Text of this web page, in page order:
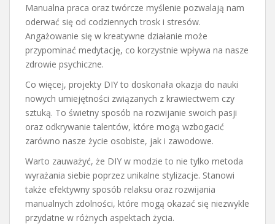
Manualna praca oraz twórcze myślenie pozwalają nam
oderwać się od codziennych trosk i stresów.
Angażowanie się w kreatywne działanie może
przypominać medytację, co korzystnie wpływa na nasze
zdrowie psychiczne.
Co więcej, projekty DIY to doskonała okazja do nauki
nowych umiejętności związanych z krawiectwem czy
sztuką. To świetny sposób na rozwijanie swoich pasji
oraz odkrywanie talentów, które mogą wzbogacić
zarówno nasze życie osobiste, jak i zawodowe.
Warto zauważyć, że DIY w modzie to nie tylko metoda
wyrażania siebie poprzez unikalne stylizacje. Stanowi
także efektywny sposób relaksu oraz rozwijania
manualnych zdolności, które mogą okazać się niezwykle
przydatne w różnych aspektach życia.